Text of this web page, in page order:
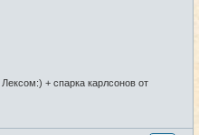
+ спарка карлсонов от